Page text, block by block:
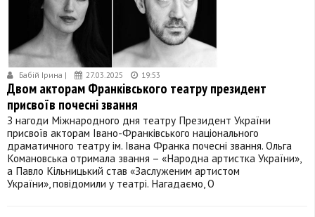
Бабій Ірина | 27.03.2025 19:53
Двом акторам Франківського театру президент
присвоїв почесні звання
З нагоди Міжнародного дня театру Президент України
присвоїв акторам Івано-Франківського національного
драматичного театру ім. Івана Франка почесні звання. Ольга
Комановська отримала звання – «Народна артистка України»,
а Павло Кільницький став «Заслуженим артистом
України», повідомили у театрі. Нагадаємо, О